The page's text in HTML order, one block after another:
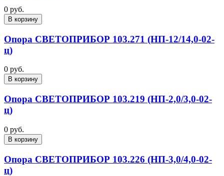
0 руб.
В корзину
Опора СВЕТОПРИБОР 103.271 (НП-12/14,0-02-
ц)
0 руб.
В корзину
Опора СВЕТОПРИБОР 103.219 (НП-2,0/3,0-02-
ц)
0 руб.
В корзину
Опора СВЕТОПРИБОР 103.226 (НП-3,0/4,0-02-
ц)